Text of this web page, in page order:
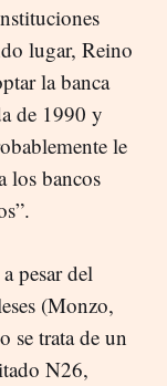
lugar, Reino
la banca
de 1990 y
le
los bancos
pesar del
(Monzo,
se trata de un
N26,